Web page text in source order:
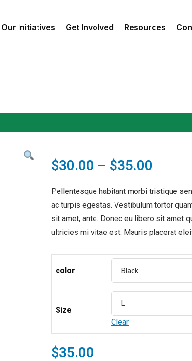
Our Initiatives Get Involved Resources
$30.00 – $35.00
Pellentesque habitant morbi tristique
ac turpis egestas. Vestibulum tortor
sit amet, ante. Donec eu libero sit amet
ultricies mi vitae est. Mauris placerat
color
Size
Clear
$35.00